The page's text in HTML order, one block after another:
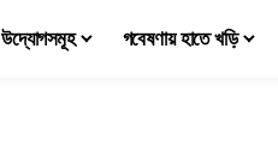
উদ্যোগসমূহ গবেষণায় হাতে খড়ি